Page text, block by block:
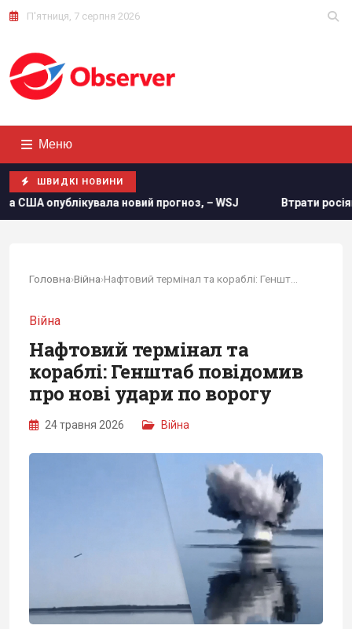
П'ятниця, 7 серпня 2026
Меню
ШВИДКІ НОВИНИ
новий прогноз, – WSJ Втрати росіян в Україні
Головна›Війна›
Війна
Нафтовий термінал та
кораблі: Генштаб повідомив
про нові удари по ворогу
24 травня 2026 Війна